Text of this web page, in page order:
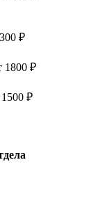
₽
1800 ₽
1500 ₽